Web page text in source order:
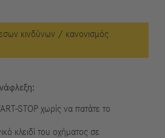
κινδύνων / κανονισμός
STOP χωρίς να πατάτε το
κλειδί του οχήματος σε